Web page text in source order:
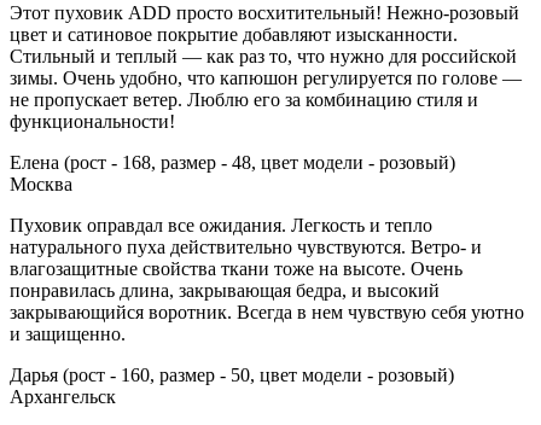
Этот пуховик ADD просто восхитительный! Нежно-розовый
цвет и сатиновое покрытие добавляют изысканности.
Стильный и теплый — как раз то, что нужно для российской
зимы. Очень удобно, что капюшон регулируется по голове —
не пропускает ветер. Люблю его за комбинацию стиля и
функциональности!
Елена (рост - 168, размер - 48, цвет модели - розовый)
Москва
Пуховик оправдал все ожидания. Легкость и тепло
натурального пуха действительно чувствуются. Ветро- и
влагозащитные свойства ткани тоже на высоте. Очень
понравилась длина, закрывающая бедра, и высокий
закрывающийся воротник. Всегда в нем чувствую себя уютно
и защищенно.
Дарья (рост - 160, размер - 50, цвет модели - розовый)
Архангельск